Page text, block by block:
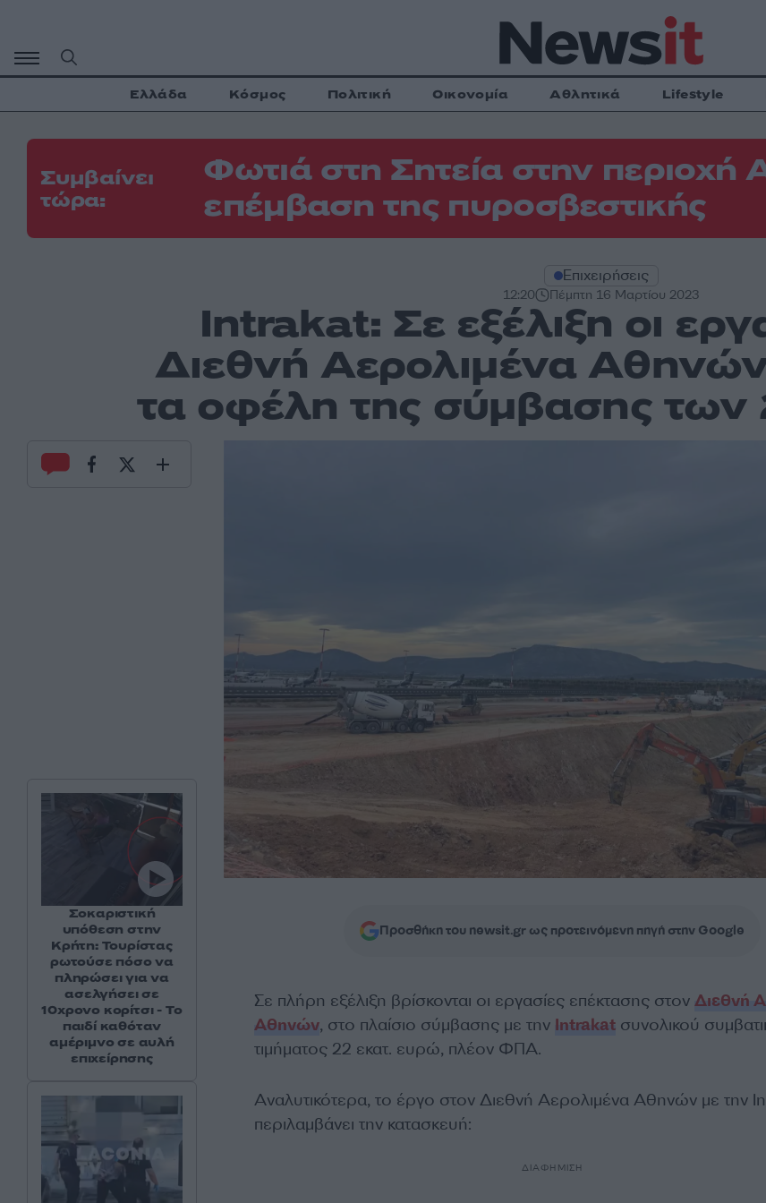
περιεχόμενο
Ελλάδα Κόσμος Πολιτική Οικονομία Αθλητικά Lifestyle
Συμβαίνει
τώρα:
Φωτιά στη Σητεία στην περιοχή
επέμβαση της πυροσβεστικής
Επιχειρήσεις
12:20 Πέμπτη 16 Μαρτίου 2023
Intrakat: Σε εξέλιξη οι
Διεθνή Αερολιμένα Αθηνών
τα οφέλη της σύμβασης των
Προσθήκη του newsit.gr ως προτεινόμενη πηγή στην Google
Σε πλήρη εξέλιξη βρίσκονται οι εργασίες επέκτασης στον Διεθνή
Αθηνών, στο πλαίσιο σύμβασης με την Intrakatσυνολικού
τιμήματος 22 εκατ. ευρώ, πλέον ΦΠΑ.
Αναλυτικότερα, το έργο στον Διεθνή Αερολιμένα Αθηνών με την
περιλαμβάνει την κατασκευή:
ΔΙΑΦΗΜΙΣΗ
Σοκαριστική
υπόθεση στην
Κρήτη: Τουρίστας
ρωτούσε πόσο να
πληρώσει για να
ασελγήσει σε
10χρονο κορίτσι - Το
παιδί καθόταν
αμέριμνο σε αυλή
επιχείρησης